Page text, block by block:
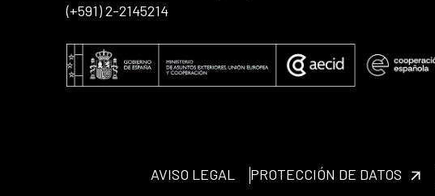
(+591) 2-2145214
AVISO LEGAL PROTECCIÓN DE DATOS